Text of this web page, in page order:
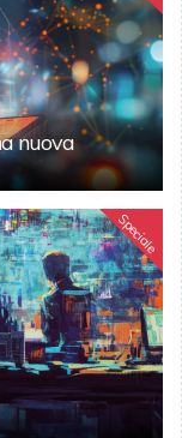
nuova
Speciale